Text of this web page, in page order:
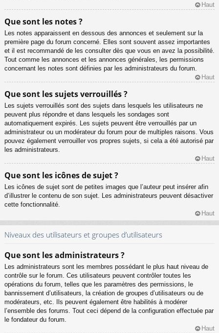
Haut
Que sont les notes ?
Les notes apparaissent en dessous des annonces et seulement sur la
première page du forum concerné. Elles sont souvent assez importantes
et il est recommandé de les consulter dès que vous en avez la possibilité.
Tout comme les annonces et les annonces générales, les permissions
concernant les notes sont définies par les administrateurs du forum.
Haut
Que sont les sujets verrouillés ?
Les sujets verrouillés sont des sujets dans lesquels les utilisateurs ne
peuvent plus répondre et dans lesquels les sondages sont
automatiquement expirés. Les sujets peuvent être verrouillés par un
administrateur ou un modérateur du forum pour de multiples raisons. Vous
pouvez également verrouiller vos propres sujets, si cela a été autorisé par
les administrateurs.
Haut
Que sont les icônes de sujet ?
Les icônes de sujet sont de petites images que l’auteur peut insérer afin
d’illustrer le contenu de son sujet. Les administrateurs peuvent désactiver
cette fonctionnalité.
Haut
Niveaux des utilisateurs et groupes d’utilisateurs
Que sont les administrateurs ?
Les administrateurs sont les membres possédant le plus haut niveau de
contrôle sur le forum. Ces utilisateurs peuvent contrôler toutes les
opérations du forum, telles que les paramètres des permissions, le
bannissement d’utilisateurs, la création de groupes d’utilisateurs ou de
modérateurs, etc. Ils peuvent également être habilités à modérer
l’ensemble des forums. Tout ceci dépend de la configuration effectuée par
le fondateur du forum.
Haut